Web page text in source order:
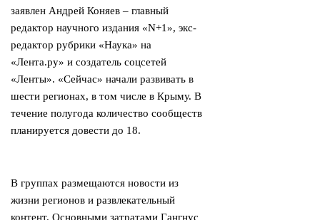
заявлен Андрей Коняев – главный
редактор научного издания «N+1», экс-
редактор рубрики «Наука» на
«Лента.ру» и создатель соцсетей
«Ленты». «Сейчас» начали развивать в
шести регионах, в том числе в Крыму. В
течение полугода количество сообществ
планируется довести до 18.
В группах размещаются новости из
жизни регионов и развлекательный
контент. Основными затратами Гангнус